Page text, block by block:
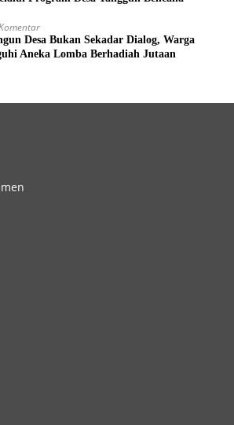
Desa Bukan Sekadar Dialog, Warga
Aneka Lomba Berhadiah Jutaan